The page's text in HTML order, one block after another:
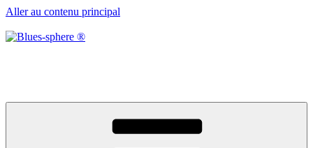
Aller au contenu principal